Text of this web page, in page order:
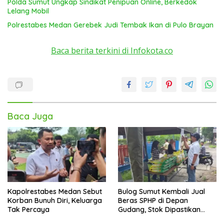
Polda Sumut Ungkap Sindikat Penipuan Online, Berkedok
Lelang Mobil
Polrestabes Medan Gerebek Judi Tembak Ikan di Pulo Brayan
Baca berita terkini di Infokota.co
Baca Juga
Kapolrestabes Medan Sebut
Korban Bunuh Diri, Keluarga
Tak Percaya
Bulog Sumut Kembali Jual
Beras SPHP di Depan
Gudang, Stok Dipastikan